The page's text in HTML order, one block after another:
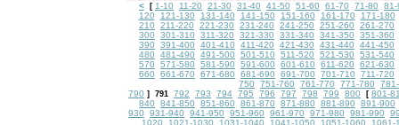
< [ 1-10 11-20 21-30 31-40 41-50 51-60 61-70 71-80
81-
120
121-130 131-140 141-150 151-160 161-170
171-180
210
211-220 221-230 231-240 241-250 251-260
261-270
300
301-310 311-320 321-330 331-340 341-350
351-360
390
391-400 401-410 411-420 421-430 431-440
441-450
480
481-490 491-500 501-510 511-520 521-530
531-540
570
571-580 581-590 591-600 601-610 611-620
621-630
660
661-670 671-680 681-690 691-700 701-710
711-720
750
751-760 761-770 771-780
781-
790 ] 791 792 793 794 795 796 797 798 799 800 [ 801-
840
841-850 851-860 861-870 871-880 881-890
891-900
930
931-940 941-950 951-960 961-970 971-980 981-990
1020
1021-1030 1031-1040 1041-1050 1051-1060
1061-